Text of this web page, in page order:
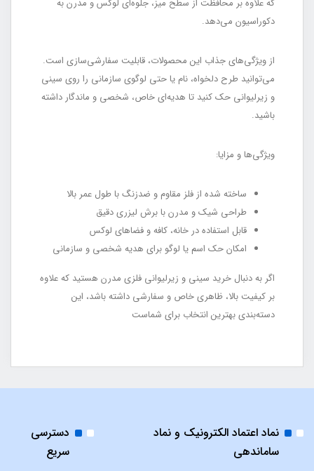
که علاوه بر محافظت از سطح میز، جلوه‌ای لوکس و مدرن به
دکوراسیون می‌دهد.
از ویژگی‌های جذاب این محصولات، قابلیت سفارشی‌سازی است.
می‌توانید طرح دلخواه، نام یا حتی لوگوی سازمانی را روی سینی
و زیرلیوانی حک کنید تا هدیه‌ای خاص، شخصی و ماندگار داشته
باشید.
ویژگی‌ها و مزایا:
ساخته شده از فلز مقاوم و ضدزنگ با طول عمر بالا
طراحی شیک و مدرن با برش لیزری دقیق
قابل استفاده در خانه، کافه و فضاهای لوکس
امکان حک اسم یا لوگو برای هدیه شخصی و سازمانی
اگر به دنبال خرید سینی و زیرلیوانی فلزی مدرن هستید که علاوه
بر کیفیت بالا، ظاهری خاص و سفارشی داشته باشد، این
دسته‌بندی بهترین انتخاب برای شماست
نماد اعتماد الکترونیک و نماد
ساماندهی
دسترسی
سریع